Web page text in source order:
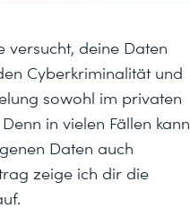
versucht, deine Daten
Cyberkriminalität und
sowohl im privaten
in vielen Fällen kann
Daten auch
zeige ich dir die